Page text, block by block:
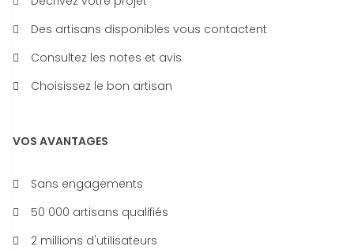
Des artisans disponibles vous contactent
Consultez les notes et avis
Choisissez le bon artisan
VOS AVANTAGES
Sans engagements
50 000 artisans qualifiés
2 millions d'utilisateurs